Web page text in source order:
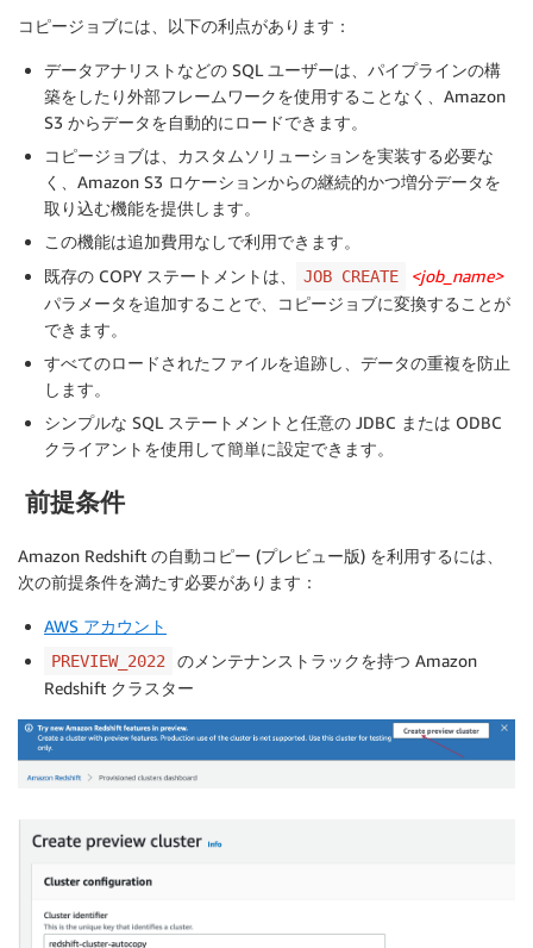
コピージョブには、以下の利点があります：
データアナリストなどの SQL ユーザーは、パイプラインの構
築をしたり外部フレームワークを使用することなく、Amazon
S3 からデータを自動的にロードできます。
コピージョブは、カスタムソリューションを実装する必要な
く、Amazon S3 ロケーションからの継続的かつ増分データを
取り込む機能を提供します。
この機能は追加費用なしで利用できます。
既存の COPY ステートメントは、
JOB CREATE
<job_name>
パラメータを追加することで、コピージョブに変換することが
できます。
すべてのロードされたファイルを追跡し、データの重複を防止
します。
シンプルな SQL ステートメントと任意の JDBC または ODBC
クライアントを使用して簡単に設定できます。
前提条件
Amazon Redshift の自動コピー (プレビュー版) を利用するには、
次の前提条件を満たす必要があります：
AWS アカウント
PREVIEW_2022
のメンテナンストラックを持つ Amazon
Redshift クラスター